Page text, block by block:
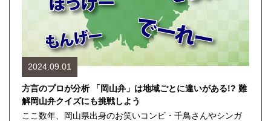
2024.09.01
方言のプロが分析 「岡山弁」は地域ごとに違いがある!? 難
解岡山弁クイズにも挑戦しよう
ここ数年、岡山県出身のお笑いコンビ・千鳥さんやシンガ